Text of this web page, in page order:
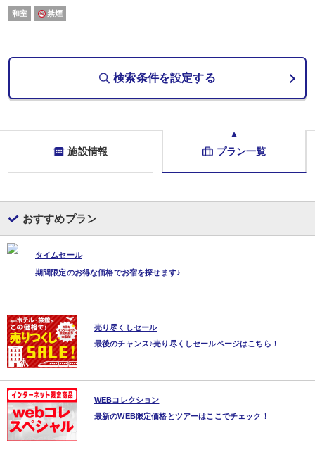
＜無料貸切露天風呂のご案内＞
弥彦の街並みを望む、檜の樽型露天風呂をご利用いただけます。
夜には湯面がライトアップされ、飴色に輝く湯と暮れゆくあかね空が幻想的な
夕食は、新潟の海の幸を中心とした京風会席料理。
旬の味覚を盛り込み、上品な味付けと繊細な盛り付けで、
目にも舌にもご満足いただける内容となっております。
ゆったりとした空間で、ご夕食を心ゆくまでお楽しみください。
ゆったりとした空間で、ご夕食を心ゆくまでお楽しみください。
朝食も食事会場にて、心にも体にも優しい和定食をご用意しております。
自家製の干物はお客様ご自身で焼きながらお召し上がりいただけますので、焼
「普段は少食なのに、旅行に来ると朝ごはんはついしっかり食べてしまう」
和室 禁煙
検索条件を設定する
施設情報 プラン一覧
おすすめプラン
タイムセール
期間限定のお得な価格でお宿を探せます♪
売り尽くしセール
最後のチャンス♪売り尽くしセールページはこちら！
WEBコレクション
最新のWEB限定価格とツアーはここでチェック！